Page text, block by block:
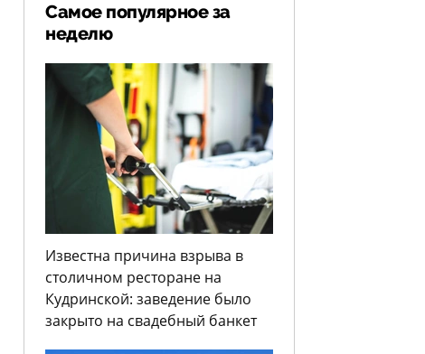
Самое популярное за
неделю
Известна причина взрыва в
столичном ресторане на
Кудринской: заведение было
закрыто на свадебный банкет